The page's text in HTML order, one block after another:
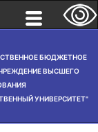
БЮДЖЕТНОЕ
ВЫСШЕГО
УНИВЕРСИТЕТ"